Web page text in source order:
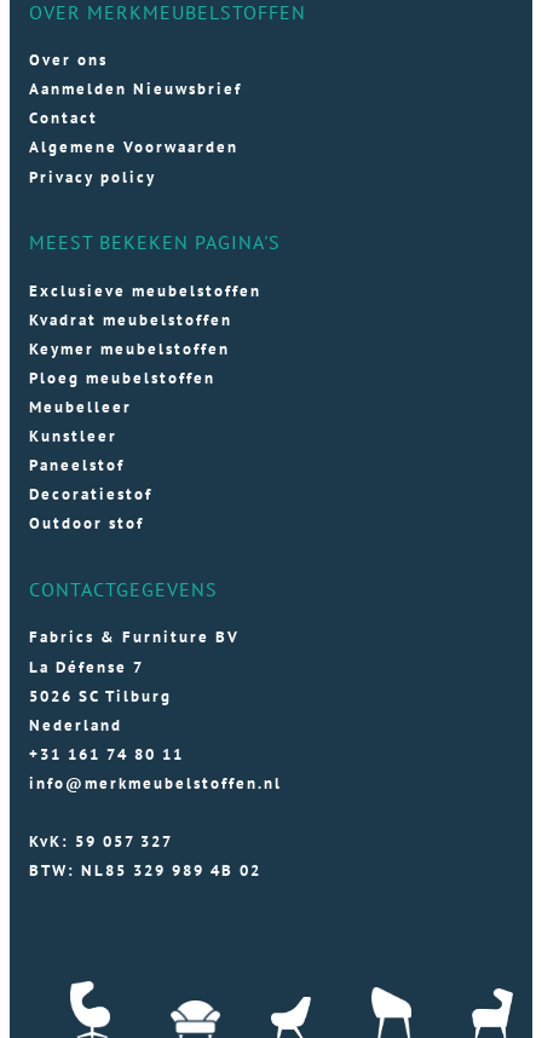
OVER MERKMEUBELSTOFFEN
Over ons
Aanmelden Nieuwsbrief
Contact
Algemene Voorwaarden
Privacy policy
MEEST BEKEKEN PAGINA'S
Exclusieve meubelstoffen
Kvadrat meubelstoffen
Keymer meubelstoffen
Ploeg meubelstoffen
Meubelleer
Kunstleer
Paneelstof
Decoratiestof
Outdoor stof
CONTACTGEGEVENS
Fabrics & Furniture BV
La Défense 7
5026 SC Tilburg
Nederland
+31 161 74 80 11
info@merkmeubelstoffen.nl
KvK: 59 057 327
BTW: NL85 329 989 4B 02